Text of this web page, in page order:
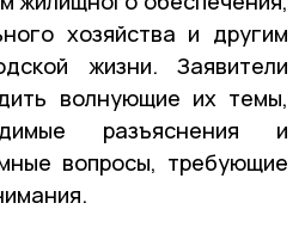
хозяйства и другим
жизни. Заявители
волнующие их темы,
разъяснения и
вопросы, требующие